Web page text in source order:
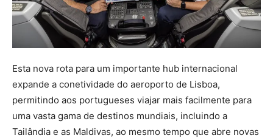
Esta nova rota para um importante hub internacional
expande a conetividade do aeroporto de Lisboa,
permitindo aos portugueses viajar mais facilmente para
uma vasta gama de destinos mundiais, incluindo a
Tailândia e as Maldivas, ao mesmo tempo que abre novas